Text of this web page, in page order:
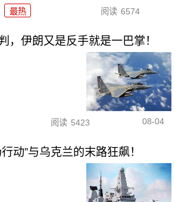
最热 阅读 6574
，伊朗又是反手就是一巴掌！
阅读 5423 08-04
动”与乌克兰的末路狂飙！